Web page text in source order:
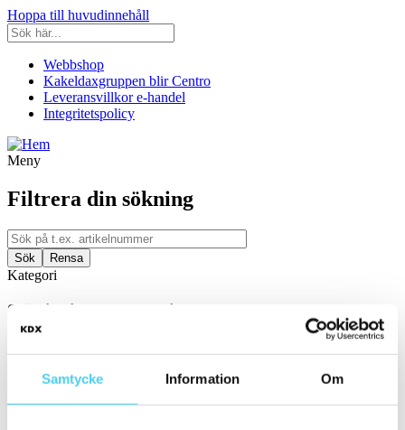
Samtycke Information Om
Hoppa till huvudinnehåll
Webbshop
Kakeldaxgruppen blir Centro
Leveransvillkor e-handel
Integritetspolicy
Meny
Filtrera din sökning
Kategori
Ställ in filter: Kategori